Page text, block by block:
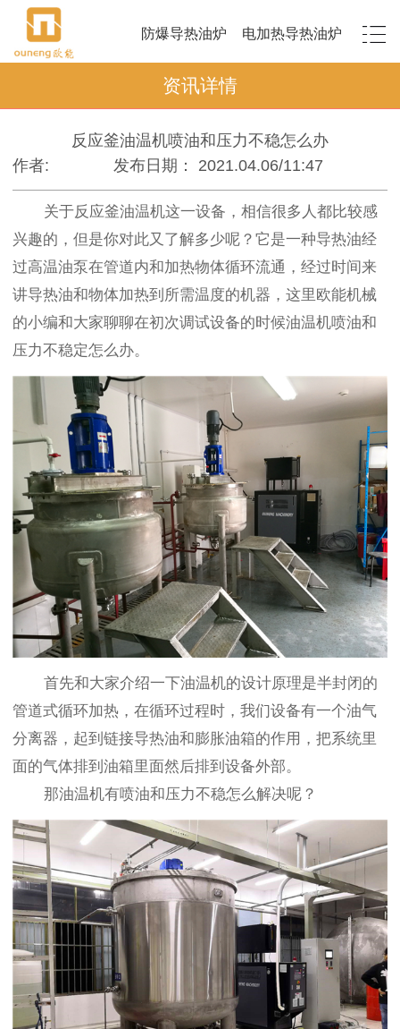
防爆导热油炉 电加热导热油炉
资讯详情
反应釜油温机喷油和压力不稳怎么办
作者:
发布日期： 2021.04.06/11:47
关于反应釜油温机这一设备，相信很多人都比较感
兴趣的，但是你对此又了解多少呢？它是一种导热油经
过高温油泵在管道内和加热物体循环流通，经过时间来
讲导热油和物体加热到所需温度的机器，这里欧能机械
的小编和大家聊聊在初次调试设备的时候油温机喷油和
压力不稳定怎么办。
首先和大家介绍一下油温机的设计原理是半封闭的
管道式循环加热，在循环过程时，我们设备有一个油气
分离器，起到链接导热油和膨胀油箱的作用，把系统里
面的气体排到油箱里面然后排到设备外部。
那油温机有喷油和压力不稳怎么解决呢？